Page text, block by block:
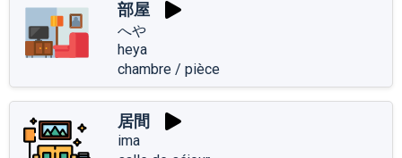
部屋
へや
heya
chambre / pièce
居間
ima